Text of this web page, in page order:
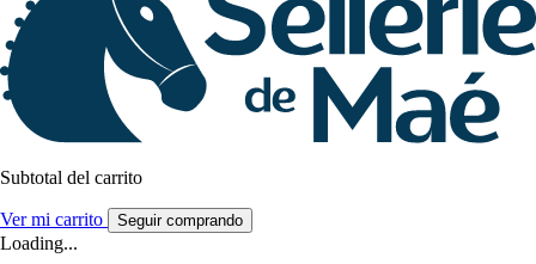
Subtotal del carrito
Ver mi carrito Seguir comprando
Loading...